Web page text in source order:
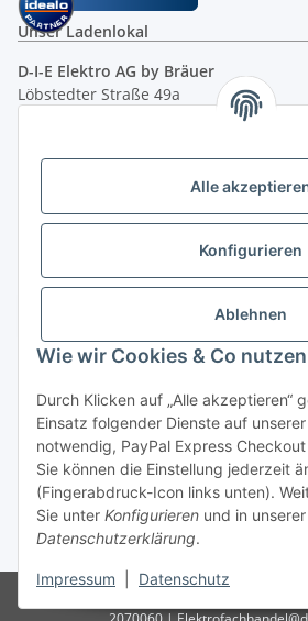
Alle
Konfigurieren
Ablehnen
Wie wir Cookies & Co nutzen
Durch Klicken auf „Alle akzeptieren“
Einsatz folgender Dienste auf
notwendig, PayPal Express
Sie können die Einstellung jederzeit
(Fingerabdruck-Icon links unten).
Sie unter Konfigurieren und in unserer
Datenschutzerklärung.
Impressum Datenschutz
Unser Ladenlokal
D-I-E Elektro AG by Bräuer
Löbstedter Straße 49a
( siehe Google-Maps )
Öffnungszeiten:
10.00 - 18.00 Uhr
Ladenpreis versus Internetpreis
Vertrag widerrufen
05.00 - 21.30 Uhr | Freitag: 05.00 -
- 12.00 Uhr (0,49€ je angef. Minute)
unser
* Alle Preise inkl. gesetzlicher USt., zzgl.
Einbaugeräten gilt: Die im Produktbild
Lieferumfang